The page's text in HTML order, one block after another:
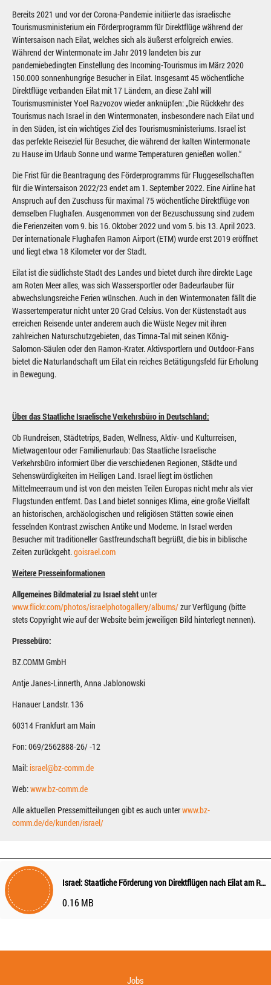
Bereits 2021 und vor der Corona-Pandemie initiierte das israelische
Tourismusministerium ein Förderprogramm für Direktflüge während der
Wintersaison nach Eilat, welches sich als äußerst erfolgreich erwies.
Während der Wintermonate im Jahr 2019 landeten bis zur
pandemiebedingten Einstellung des Incoming-Tourismus im März 2020
150.000 sonnenhungrige Besucher in Eilat. Insgesamt 45 wöchentliche
Direktflüge verbanden Eilat mit 17 Ländern, an diese Zahl will
Tourismusminister Yoel Razvozov wieder anknüpfen: „Die Rückkehr des
Tourismus nach Israel in den Wintermonaten, insbesondere nach Eilat und
in den Süden, ist ein wichtiges Ziel des Tourismusministeriums. Israel ist
das perfekte Reiseziel für Besucher, die während der kalten Wintermonate
zu Hause im Urlaub Sonne und warme Temperaturen genießen wollen.“
Die Frist für die Beantragung des Förderprogramms für Fluggesellschaften
für die Wintersaison 2022/23 endet am 1. September 2022. Eine Airline hat
Anspruch auf den Zuschuss für maximal 75 wöchentliche Direktflüge von
demselben Flughafen. Ausgenommen von der Bezuschussung sind zudem
die Ferienzeiten vom 9. bis 16. Oktober 2022 und vom 5. bis 13. April 2023.
Der internationale Flughafen Ramon Airport (ETM) wurde erst 2019 eröffnet
und liegt etwa 18 Kilometer vor der Stadt.
Eilat ist die südlichste Stadt des Landes und bietet durch ihre direkte Lage
am Roten Meer alles, was sich Wassersportler oder Badeurlauber für
abwechslungsreiche Ferien wünschen. Auch in den Wintermonaten fällt die
Wassertemperatur nicht unter 20 Grad Celsius. Von der Küstenstadt aus
erreichen Reisende unter anderem auch die Wüste Negev mit ihren
zahlreichen Naturschutzgebieten, das Timna-Tal mit seinen König-
Salomon-Säulen oder den Ramon-Krater. Aktivsportlern und Outdoor-Fans
bietet die Naturlandschaft um Eilat ein reiches Betätigungsfeld für Erholung
in Bewegung.
Über das Staatliche Israelische Verkehrsbüro in Deutschland:
Ob Rundreisen, Städtetrips, Baden, Wellness, Aktiv- und Kulturreisen,
Mietwagentour oder Familienurlaub: Das Staatliche Israelische
Verkehrsbüro informiert über die verschiedenen Regionen, Städte und
Sehenswürdigkeiten im Heiligen Land. Israel liegt im östlichen
Mittelmeerraum und ist von den meisten Teilen Europas nicht mehr als vier
Flugstunden entfernt. Das Land bietet sonniges Klima, eine große Vielfalt
an historischen, archäologischen und religiösen Stätten sowie einen
fesselnden Kontrast zwischen Antike und Moderne. In Israel werden
Besucher mit traditioneller Gastfreundschaft begrüßt, die bis in biblische
Zeiten zurückgeht.goisrael.com
Weitere Presseinformationen
Allgemeines Bildmaterial zu Israel stehtunter
www.flickr.com/photos/israelphotogallery/albums/zur Verfügung (bitte
stets Copyright wie auf der Website beim jeweiligen Bild hinterlegt nennen).
Pressebüro:
BZ.COMM GmbH
Antje Janes-Linnerth, Anna Jablonowski
Hanauer Landstr. 136
60314 Frankfurt am Main
Fon: 069/2562888-26/ -12
Mail:israel@bz-comm.de
Web:www.bz-comm.de
Alle aktuellen Pressemitteilungen gibt es auch unterwww.bz-
comm.de/de/kunden/israel/
Israel: Staatliche Förderung von Direktflügen nach Eilat am Roten Meer
0.16 MB
Jobs